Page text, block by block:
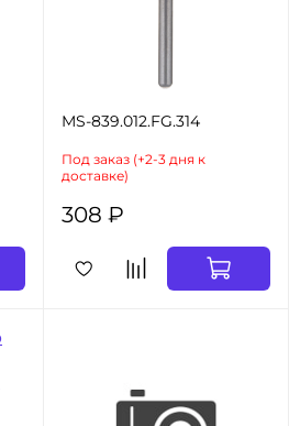
MS-839.012.FG.314
Под заказ (+2-3 дня к
доставке)
308 ₽